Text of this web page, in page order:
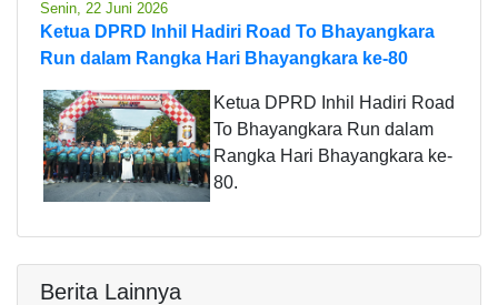
Senin, 22 Juni 2026
Ketua DPRD Inhil Hadiri Road To Bhayangkara
Run dalam Rangka Hari Bhayangkara ke-80
Ketua DPRD Inhil Hadiri Road
To Bhayangkara Run dalam
Rangka Hari Bhayangkara ke-
80.
Berita Lainnya